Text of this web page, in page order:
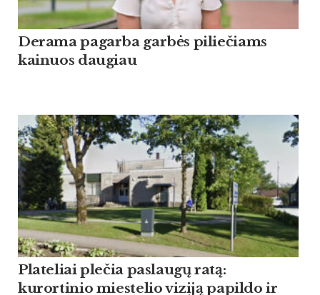
Derama pagarba garbės piliečiams
kainuos daugiau
Plateliai plečia paslaugų ratą:
kurortinio miestelio viziją papildo ir